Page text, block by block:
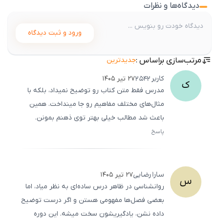
دیدگاه‌ها و نظرات
ورود و ثبت دیدگاه
مرتب‌سازی براساس :جدیدترین
ک کاربر2542۲۷ تیر ۱۴۰۵
مدرس فقط متن کتاب رو توضیح نمیداد، بلکه با
مثال‌های مختلف مفاهیم رو جا مینداخت. همین
باعث شد مطالب خیلی بهتر توی ذهنم بمونن.
پاسخ
س سارارضایی۲۷ تیر ۱۴۰۵
روانشناسی در ظاهر درس ساده‌ای به نظر میاد، اما
بعضی فصل‌ها مفهومی هستن و اگر درست توضیح
داده نشن، یادگیریشون سخت میشه. این دوره